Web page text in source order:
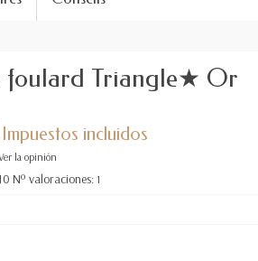
foulard Triangle★ Or
Impuestos incluidos
la opinión
Nº valoraciones:1